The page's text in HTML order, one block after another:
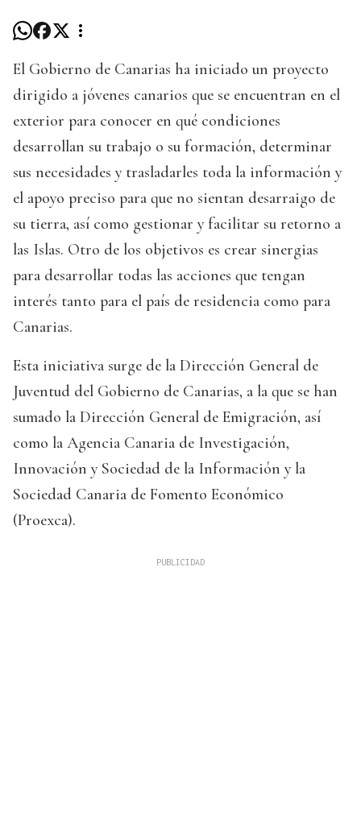
El Gobierno de Canarias ha iniciado un proyecto
dirigido a jóvenes canarios que se encuentran en el
exterior para conocer en qué condiciones
desarrollan su trabajo o su formación, determinar
sus necesidades y trasladarles toda la información y
el apoyo preciso para que no sientan desarraigo de
su tierra, así como gestionar y facilitar su retorno a
las Islas. Otro de los objetivos es crear sinergias
para desarrollar todas las acciones que tengan
interés tanto para el país de residencia como para
Canarias.
Esta iniciativa surge de la Dirección General de
Juventud del Gobierno de Canarias, a la que se han
sumado la Dirección General de Emigración, así
como la Agencia Canaria de Investigación,
Innovación y Sociedad de la Información y la
Sociedad Canaria de Fomento Económico
(Proexca).